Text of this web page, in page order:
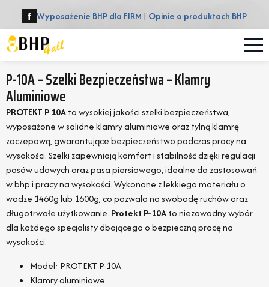
Wyposażenie BHP dla FIRM | Opinie o produktach BHP
P-10A – Szelki Bezpieczeństwa – Klamry
Aluminiowe
PROTEKT P 10Ato wysokiej jakości szelki bezpieczeństwa,
wyposażone w solidne klamry aluminiowe oraz tylną klamrę
zaczepową, gwarantujące bezpieczeństwo podczas pracy na
wysokości. Szelki zapewniają komfort i stabilność dzięki regulacji
pasów udowych oraz pasa piersiowego, idealne do zastosowań
w bhp i pracy na wysokości. Wykonane z lekkiego materiału o
wadze 1460g lub 1600g, co pozwala na swobodę ruchów oraz
długotrwałe użytkowanie. Protekt P-10Ato niezawodny wybór
dla każdego specjalisty dbającego o bezpieczną pracę na
wysokości.
Model: PROTEKT P 10A
Klamry aluminiowe